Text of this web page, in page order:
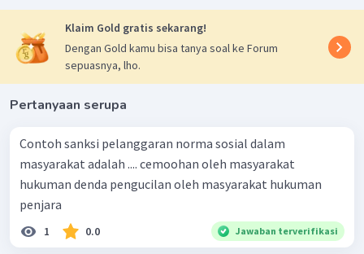
Klaim Gold gratis sekarang!
Dengan Gold kamu bisa tanya soal ke Forum
sepuasnya, lho.
Pertanyaan serupa
Contoh sanksi pelanggaran norma sosial dalam
masyarakat adalah .... cemoohan oleh masyarakat
hukuman denda pengucilan oleh masyarakat hukuman
penjara
1 0.0 Jawaban terverifikasi